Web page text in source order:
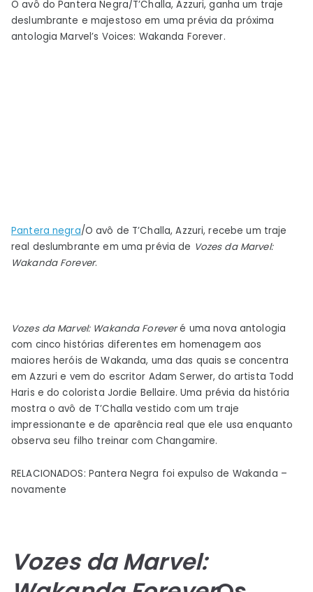
ao
avô
do
O avô do Pantera Negra/T’Challa, Azzuri, ganha um traje
deslumbrante e majestoso em uma prévia da próxima
antologia Marvel’s Voices: Wakanda Forever.
Pantera negra/O avô de T’Challa, Azzuri, recebe um traje
real deslumbrante em uma prévia de Vozes da Marvel:
Wakanda Forever.
Vozes da Marvel: Wakanda Foreveré uma nova antologia
com cinco histórias diferentes em homenagem aos
maiores heróis de Wakanda, uma das quais se concentra
em Azzuri e vem do escritor Adam Serwer, do artista Todd
Haris e do colorista Jordie Bellaire. Uma prévia da história
mostra o avô de T’Challa vestido com um traje
impressionante e de aparência real que ele usa enquanto
observa seu filho treinar com Changamire.
RELACIONADOS: Pantera Negra foi expulso de Wakanda –
novamente
Vozes da Marvel: